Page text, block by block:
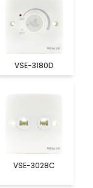
VSE-3180D
VSE-3028C